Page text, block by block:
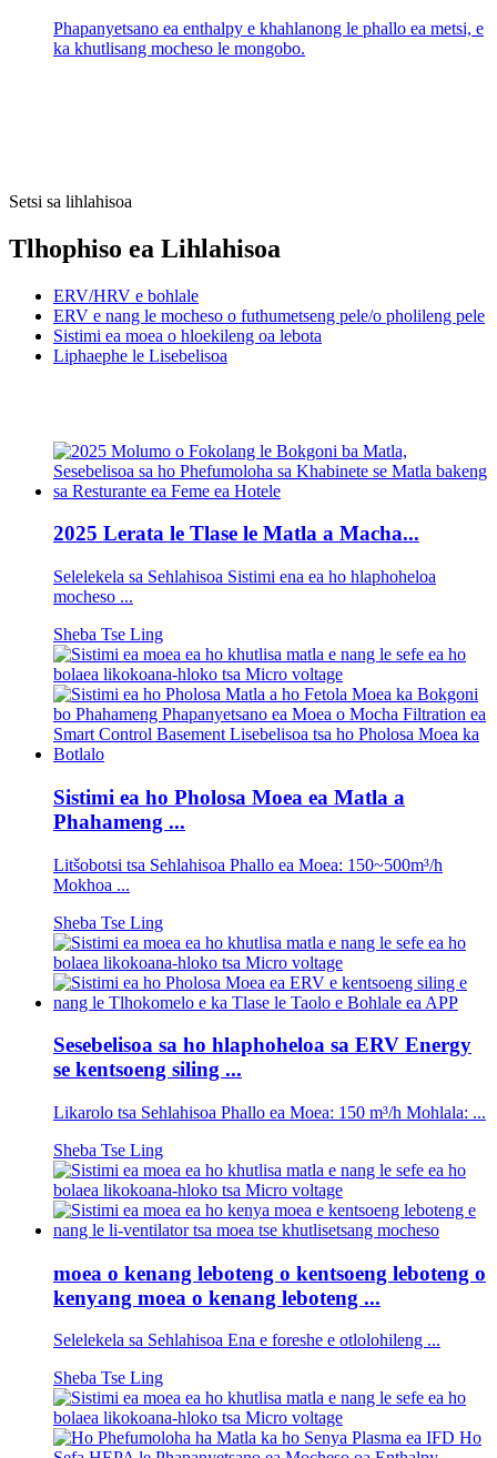
Phapanyetsano ea enthalpy e khahlanong le phallo ea metsi, e
ka khutlisang mocheso le mongobo.
Setsi sa lihlahisoa
Tlhophiso ea Lihlahisoa
ERV/HRV e bohlale
ERV e nang le mocheso o futhumetseng pele/o pholileng pele
Sistimi ea moea o hloekileng oa lebota
Liphaephe le Lisebelisoa
2025 Lerata le Tlase le Matla a Macha...
Selelekela sa Sehlahisoa Sistimi ena ea ho hlaphoheloa
mocheso ...
Sheba Tse Ling
Sistimi ea ho Pholosa Moea ea Matla a
Phahameng ...
Litšobotsi tsa Sehlahisoa Phallo ea Moea: 150~500m³/h
Mokhoa ...
Sheba Tse Ling
Sesebelisoa sa ho hlaphoheloa sa ERV Energy
se kentsoeng siling ...
Likarolo tsa Sehlahisoa Phallo ea Moea: 150 m³/h Mohlala: ...
Sheba Tse Ling
moea o kenang leboteng o kentsoeng leboteng o
kenyang moea o kenang leboteng ...
Selelekela sa Sehlahisoa Ena e foreshe e otlolohileng ...
Sheba Tse Ling